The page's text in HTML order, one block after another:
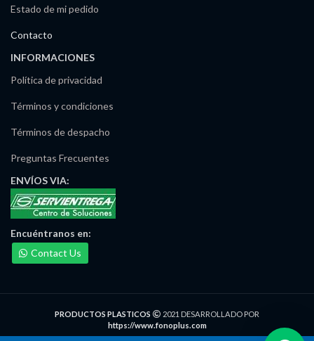
Estado de mi pedido
Contacto
INFORMACIONES
Política de privacidad
Términos y condiciones
Términos de despacho
Preguntas Frecuentes
ENVÍOSVIA:
Encuéntranos en:
Contact Us
PRODUCTOS PLASTICOS
2021 DESARROLLADO POR
https://www.fonoplus.com